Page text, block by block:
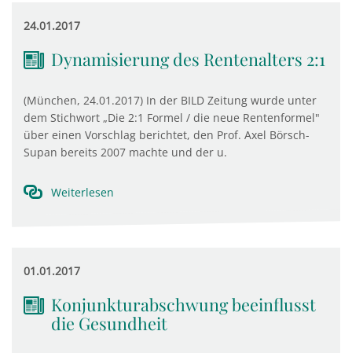
24.01.2017
Dynamisierung des Rentenalters 2:1
(München, 24.01.2017) In der BILD Zeitung wurde unter
dem Stichwort „Die 2:1 Formel / die neue Rentenformel"
über einen Vorschlag berichtet, den Prof. Axel Börsch-
Supan bereits 2007 machte und der u.
Weiterlesen
01.01.2017
Konjunkturabschwung beeinflusst
die Gesundheit